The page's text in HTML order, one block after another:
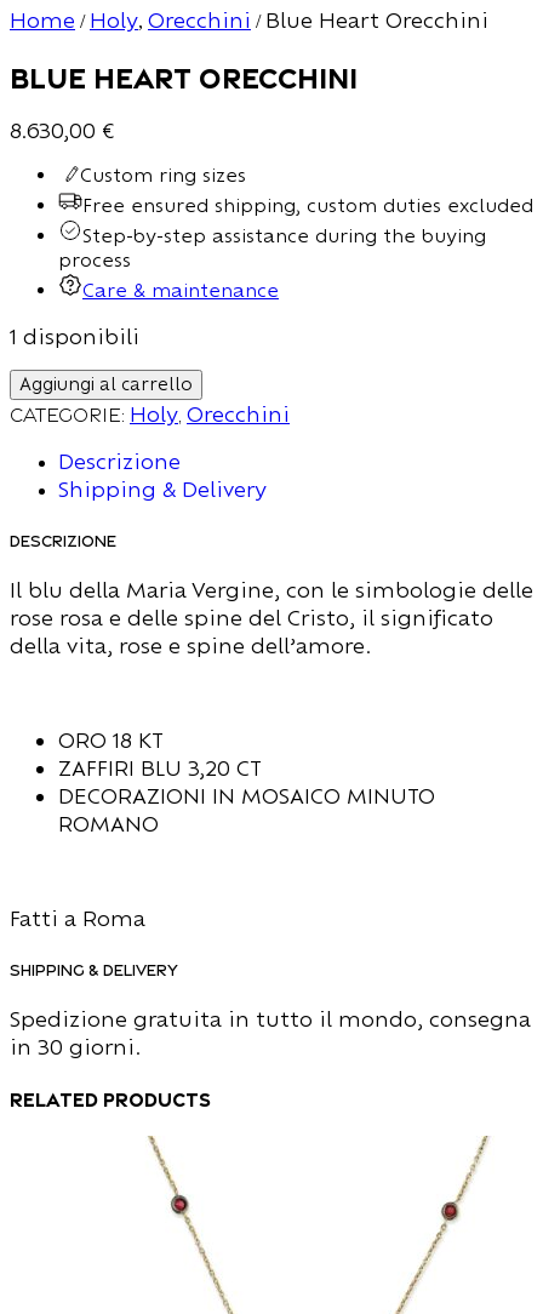
Home / Holy, Orecchini / Blue Heart Orecchini
Blue Heart Orecchini
8.630,00 €
Custom ring sizes
Free ensured shipping, custom duties excluded
Step-by-step assistance during the buying
process
Care & maintenance
1 disponibili
Aggiungi al carrello
Categorie: Holy Orecchini
Descrizione
Shipping & Delivery
Descrizione
Il blu della Maria Vergine, con le simbologie delle
rose rosa e delle spine del Cristo, il significato
della vita, rose e spine dell’amore.
ORO 18 KT
ZAFFIRI BLU 3,20 CT
DECORAZIONI IN MOSAICO MINUTO
ROMANO
Fatti a Roma
Shipping & Delivery
Spedizione gratuita in tutto il mondo, consegna
in 30 giorni.
Related products